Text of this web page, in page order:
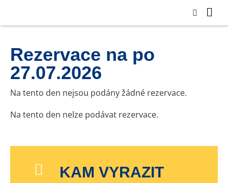
Rezervace na po
27.07.2026
Na tento den nejsou podány žádné rezervace.
Na tento den nelze podávat rezervace.
KAM VYRAZIT